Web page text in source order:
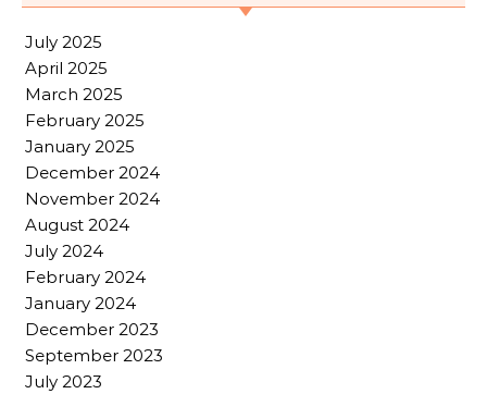
July 2025
April 2025
March 2025
February 2025
January 2025
December 2024
November 2024
August 2024
July 2024
February 2024
January 2024
December 2023
September 2023
July 2023